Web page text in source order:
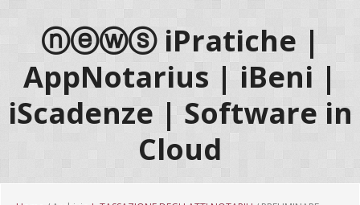
contenuto
principale
laterale
primaria
pagina
ⓝⓔⓦⓢ iPratiche |
AppNotarius | iBeni |
iScadenze | Software in
Cloud